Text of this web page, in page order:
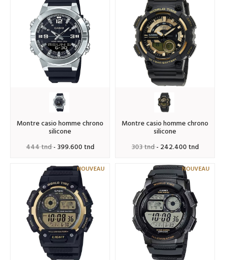
montre casio homme chrono
silicone
444 tnd- 399.600 tnd
montre casio homme chrono
silicone
303 tnd- 242.400 tnd
NOUVEAU NOUVEAU